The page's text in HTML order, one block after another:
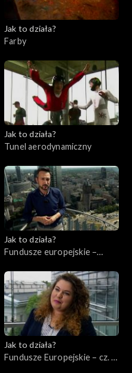
Jak to działa?
Farby
Jak to działa?
Tunel aerodynamiczny
Jak to działa?
Fundusze europejskie –
Jak to działa?
Fundusze Europejskie – cz. 2,